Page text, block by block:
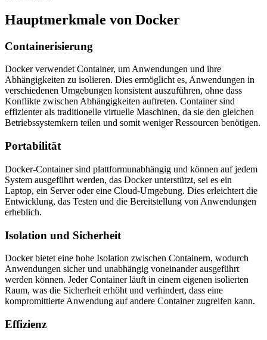
Hauptmerkmale von Docker
Containerisierung
Docker verwendet Container, um Anwendungen und ihre
Abhängigkeiten zu isolieren. Dies ermöglicht es, Anwendungen in
verschiedenen Umgebungen konsistent auszuführen, ohne dass
Konflikte zwischen Abhängigkeiten auftreten. Container sind
effizienter als traditionelle virtuelle Maschinen, da sie den gleichen
Betriebssystemkern teilen und somit weniger Ressourcen benötigen.
Portabilität
Docker-Container sind plattformunabhängig und können auf jedem
System ausgeführt werden, das Docker unterstützt, sei es ein
Laptop, ein Server oder eine Cloud-Umgebung. Dies erleichtert die
Entwicklung, das Testen und die Bereitstellung von Anwendungen
erheblich.
Isolation und Sicherheit
Docker bietet eine hohe Isolation zwischen Containern, wodurch
Anwendungen sicher und unabhängig voneinander ausgeführt
werden können. Jeder Container läuft in einem eigenen isolierten
Raum, was die Sicherheit erhöht und verhindert, dass eine
kompromittierte Anwendung auf andere Container zugreifen kann.
Effizienz